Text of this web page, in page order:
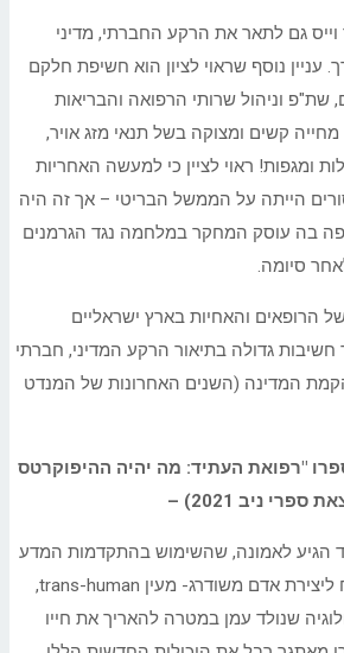
גם לתאר את הרקע החברתי, מדיני
עניין נוסף שראוי לציון הוא חשיפת חלקם
שת"פ וניהול שרותי הרפואה והבריאות
קשים ומצוקה בשל תנאי מזג אויר,
ומגפות! ראוי לציין כי למעשה האחריות
הייתה על הממשל הבריטי – אך זה היה
בה עוסק המחקר במלחמה נגד הגרמנים
סיומה.
הרופאים והאחיות בארץ ישראליים
גדולה בתיאור הרקע המדיני, חברתי
המדינה (השנים האחרונות של המנדט
"רפואת העתיד: מה יהיה ההיפוקרטס
ניב 2021) –
הגיע לאמונה, שהשימוש בהתקדמות המדע
והטכנולוגיה הוא המפתח ליצירת אדם משודרג- מעין trans-human,
שנולד עמן במטרה להאריך את חייו